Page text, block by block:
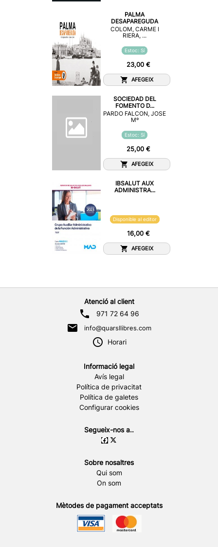
PALMA
DESAPAREGUDA
COLOM, CARME I
RIERA, ...
Estoc: Sí
23,00 €
AFEGEIX
SOCIEDAD DEL
FOMENTO D...
PARDO FALCON, JOSE
Mº
Estoc: Sí
25,00 €
AFEGEIX
IBSALUT AUX
ADMINISTRA...
Disponible al editor
16,00 €
AFEGEIX
Atenció al client
971 72 64 96
info@quarsllibres.com
Horari
Informació legal
Avís legal
Política de privacitat
Política de galetes
Configurar cookies
Segueix-nos a..
Sobre nosaltres
Qui som
On som
Mètodes de pagament acceptats